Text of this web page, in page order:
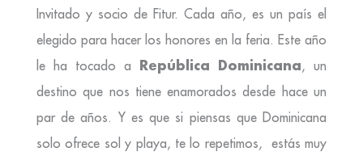
Invitado y socio de Fitur. Cada año, es un país el
elegido para hacer los honores en la feria. Este año
le ha tocado a República Dominicana, un
destino que nos tiene enamorados desde hace un
par de años. Y es que si piensas que Dominicana
solo ofrece sol y playa, te lo repetimos, estás muy